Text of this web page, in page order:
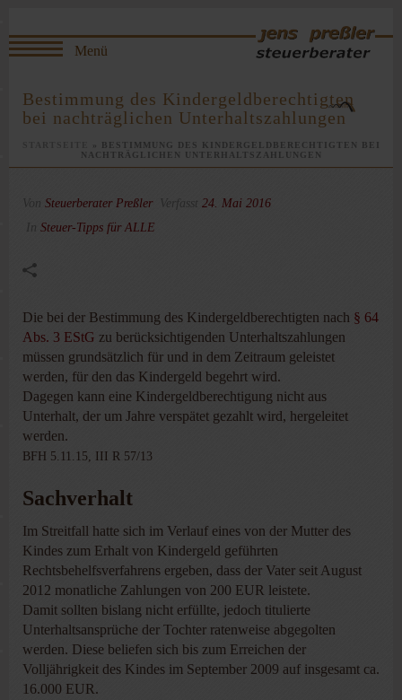
Bestimmung des Kindergeldberechtigten
bei nachträglichen Unterhaltszahlungen
»
BESTIMMUNG DES KINDERGELDBERECHTIGTEN BEI
NACHTRÄGLICHEN UNTERHALTSZAHLUNGEN
Von Steuerberater Preßler Verfasst 24. Mai 2016
In Steuer-Tipps für ALLE
Die bei der Bestimmung des Kindergeldberechtigten nach § 64
Abs. 3 EStG zu berücksichtigenden Unterhaltszahlungen
müssen grundsätzlich für und in dem Zeitraum geleistet
werden, für den das Kindergeld begehrt wird.
Dagegen kann eine Kindergeldberechtigung nicht aus
Unterhalt, der um Jahre verspätet gezahlt wird, hergeleitet
werden.
BFH 5.11.15, III R 57/13
Sachverhalt
Im Streitfall hatte sich im Verlauf eines von der Mutter des
Kindes zum Erhalt von Kindergeld geführten
Rechtsbehelfsverfahrens ergeben, dass der Vater seit August
2012 monatliche Zahlungen von 200 EUR leistete.
Damit sollten bislang nicht erfüllte, jedoch titulierte
Unterhaltsansprüche der Tochter ratenweise abgegolten
werden. Diese beliefen sich bis zum Erreichen der
Volljährigkeit des Kindes im September 2009 auf insgesamt ca.
16.000 EUR.